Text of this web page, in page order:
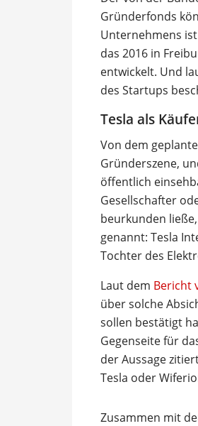
Gründerfonds
Unternehmens
das 2016 in
entwickelt. Und
des Startups
Tesla als
Von dem
Gründerszene,
öffentlich
Gesellschafter
beurkunden
genannt: Tesla
Tochter des
Laut dem Bericht
über solche
sollen bestätigt
Gegenseite für
der Aussage
Tesla oder
Zusammen mit